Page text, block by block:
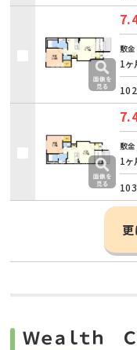
敷
1
敷
1
Ｗｅａｌｔｈ